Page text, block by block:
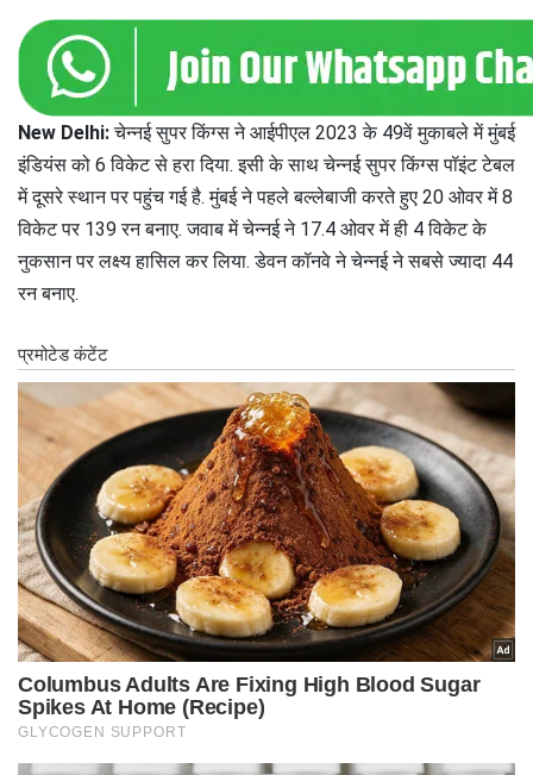
New Delhi:चेन्नई सुपर किंग्स ने आईपीएल 2023 के 49वें मुकाबले में मुंबई
इंडियंस को 6 विकेट से हरा दिया. इसी के साथ चेन्नई सुपर किंग्स पॉइंट टेबल
में दूसरे स्थान पर पहुंच गई है. मुंबई ने पहले बल्लेबाजी करते हुए 20 ओवर में 8
विकेट पर 139 रन बनाए. जवाब में चेन्नई ने 17.4 ओवर में ही 4 विकेट के
नुकसान पर लक्ष्य हासिल कर लिया. डेवन कॉनवे ने चेन्नई ने सबसे ज्यादा 44
रन बनाए.